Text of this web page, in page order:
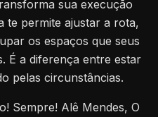
sua execução
te permite ajustar a rota,
os espaços que seus
É a diferença entre estar
pelas circunstâncias.
Sempre! Alê Mendes, O